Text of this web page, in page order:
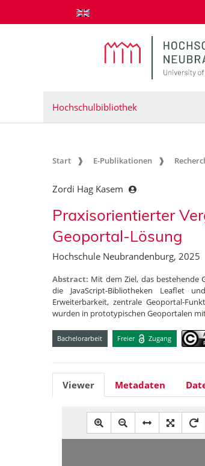
zum Inhalt springen
Hochschulbibliothek
Start E-Publikationen
Zordi Hag Kasem
Praxisorientierter
Geoportal-Lösung
Hochschule Neubrandenburg, 2025
Abstract: Mit dem Ziel, das bestehende
die JavaScript-Bibliotheken Leaflet
Erweiterbarkeit, zentrale Geoportal-
wurden in prototypischen Geoportalen
Bachelorarbeit Freier Zugang
Viewer Metadaten